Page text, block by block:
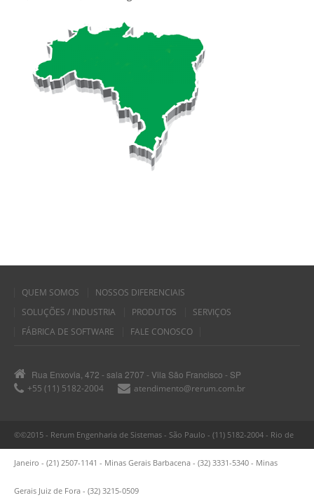
QUEM SOMOS
NOSSOS DIFERENCIAIS
SOLUÇÕES / INDUSTRIA
PRODUTOS
SERVIÇOS
FÁBRICA DE SOFTWARE
FALE CONOSCO
Rua Enxovia, 472 - sala 2707 - Vila São Francisco - SP
+55 (11) 5182-2004
atendimento@rerum.com.br
©©2015 - Rerum Engenharia de Sistemas - São Paulo - (11) 5182-2004 - Rio de
Janeiro - (21) 2507-1141 - Minas Gerais Barbacena - (32) 3331-5340 - Minas
Gerais Juiz de Fora - (32) 3215-0509